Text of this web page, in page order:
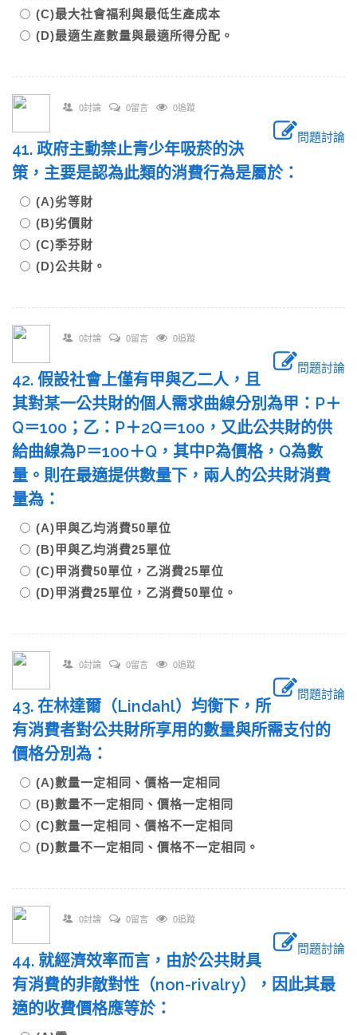
(C)最大社會福利與最低生產成本
(D)最適生產數量與最適所得分配。
0討論 0留言 0追蹤
問題討論
41. 政府主動禁止青少年吸菸的決
策，主要是認為此類的消費行為是屬於：
(A)劣等財
(B)劣價財
(C)季芬財
(D)公共財。
0討論 0留言 0追蹤
問題討論
42. 假設社會上僅有甲與乙二人，且
其對某一公共財的個人需求曲線分別為甲：P＋
Q＝100；乙：P＋2Q＝100，又此公共財的供
給曲線為P＝100＋Q，其中P為價格，Q為數
量。則在最適提供數量下，兩人的公共財消費
量為：
(A)甲與乙均消費50單位
(B)甲與乙均消費25單位
(C)甲消費50單位，乙消費25單位
(D)甲消費25單位，乙消費50單位。
0討論 0留言 0追蹤
問題討論
43. 在林達爾（Lindahl）均衡下，所
有消費者對公共財所享用的數量與所需支付的
價格分別為：
(A)數量一定相同、價格一定相同
(B)數量不一定相同、價格一定相同
(C)數量一定相同、價格不一定相同
(D)數量不一定相同、價格不一定相同。
0討論 0留言 0追蹤
問題討論
44. 就經濟效率而言，由於公共財具
有消費的非敵對性（non-rivalry），因此其最
適的收費價格應等於：